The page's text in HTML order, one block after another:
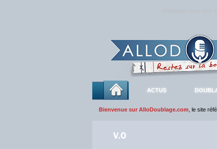
ACTUS
Bienvenue sur AlloDoublage.com , le site